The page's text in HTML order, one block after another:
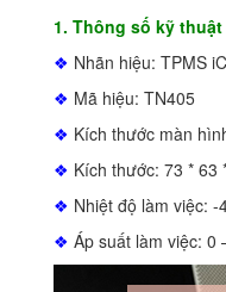
1. Thông số kỹ
❖ Nhãn hiệu: TPMS
❖ Mã hiệu: TN405
❖ Kích thước màn
❖ Kích thước: 73 * 63
❖ Nhiệt độ làm việc: -
❖ Áp suất làm việc: 0